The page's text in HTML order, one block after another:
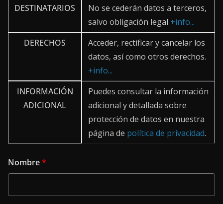
DESTINATARIOS
No se cederán datos a terceros,
salvo obligación legal +info...
DERECHOS
Acceder, rectificar y cancelar los
datos, así como otros derechos.
+info...
INFORMACIÓN
ADICIONAL
Puedes consultar la información
adicional y detallada sobre
protección de datos en nuestra
página de política de privacidad.
Nombre*